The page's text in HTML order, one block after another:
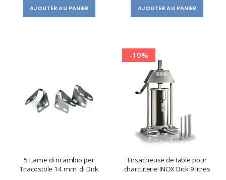
AJOUTER AU PANIER AJOUTER AU PANIER
5 Lame di ricambio per
Tiracostole 14 mm. di Dick
-10%
Ensacheuse de table pour
charcuterie INOX Dick 9 litres